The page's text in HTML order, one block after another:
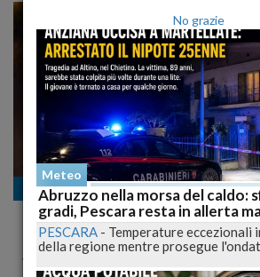
Cronaca nazionale
Parla la 16enne Filmata a Fare
Discoteca: "Tutti Giudicano,
Vittima"
No grazie
Meteo
Abruzzo nella morsa del caldo:
gradi, Pescara resta in allerta
PESCARA - Temperature eccezionali
della regione mentre prosegue